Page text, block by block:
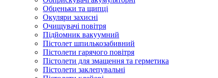
Обценьки та щипці
Окуляри захисні
Очищувачі повітря
Підйомник вакуумний
Пістолет шпилькозабивний
Пістолети гарячого повітря
Пістолети для змащення та герметика
Пістолети заклепувальні